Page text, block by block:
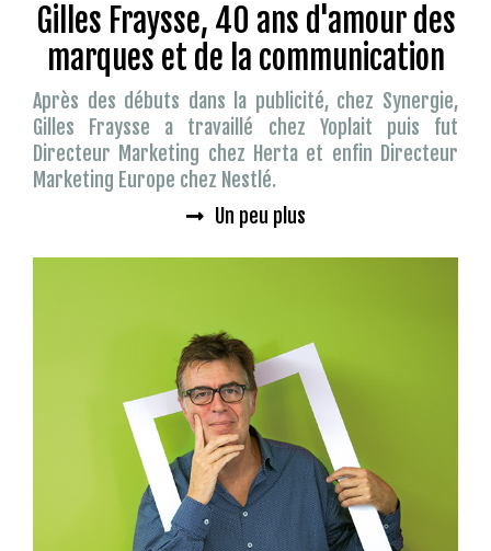
Gilles Fraysse, 40 ans d'amour des
marques et de la communication
Après des débuts dans la publicité, chez Synergie,
Gilles Fraysse a travaillé chez Yoplait puis fut
Directeur Marketing chez Herta et enfin Directeur
Marketing Europe chez Nestlé.
Un peu plus